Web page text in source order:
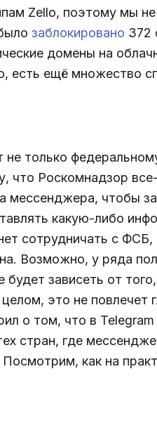
Zello, поэтому мы
заблокировано 372
домены на
ещё множество
только
что Роскомнадзор
мессенджера, чтобы
какую-либо
сотрудничать с
Возможно, у ряда
будет зависеть от
это не повлечет
о том, что в
стран, где
как на